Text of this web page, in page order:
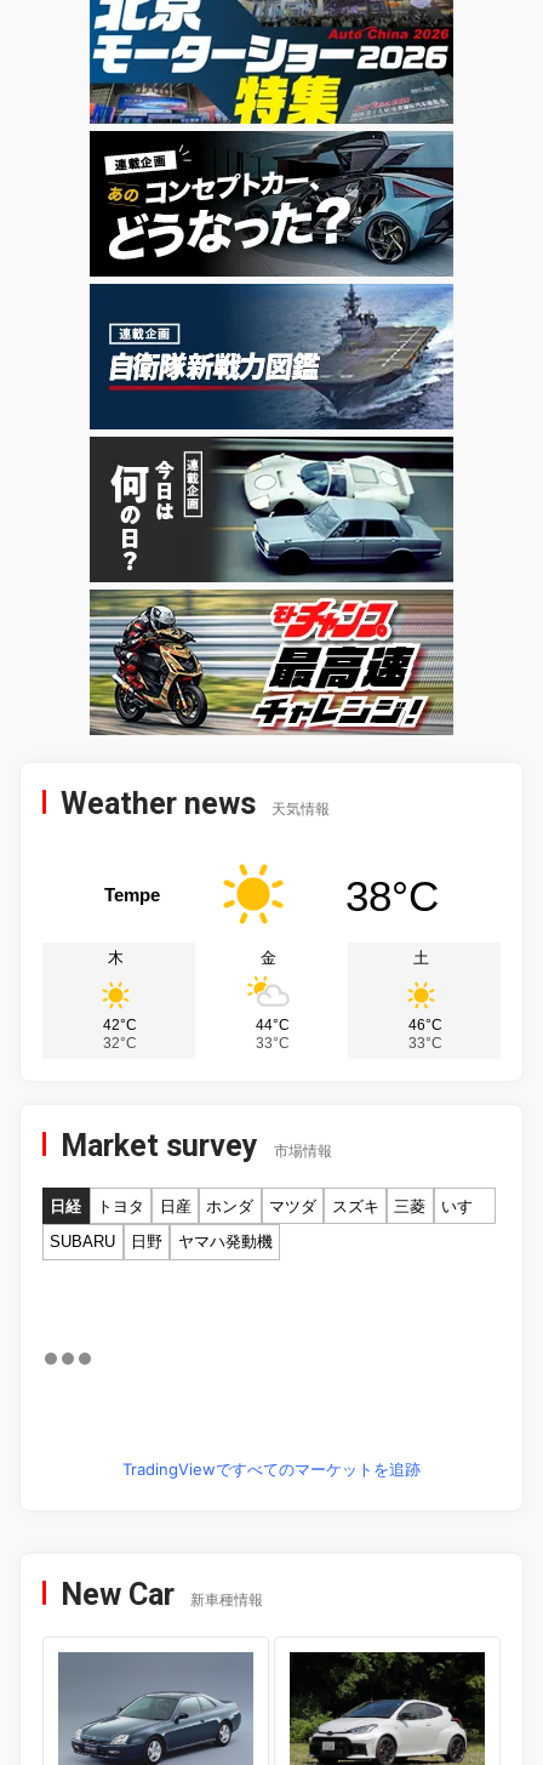
Weather news 天気情報
Tempe 38°C
木
42°C
32°C
金
44°C
33°C
土
46°C
33°C
Market survey 市場情報
日経 トヨタ 日産 ホンダ マツダ スズキ 三菱
いすゞ
SUBARU
日野 ヤマハ発動機
TradingViewですべてのマーケットを追跡
New Car 新車種情報